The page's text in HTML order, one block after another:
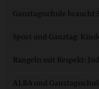
Ganztagsschule
Sport und Ganztag:
Rangeln mit Respekt:
ALBA und